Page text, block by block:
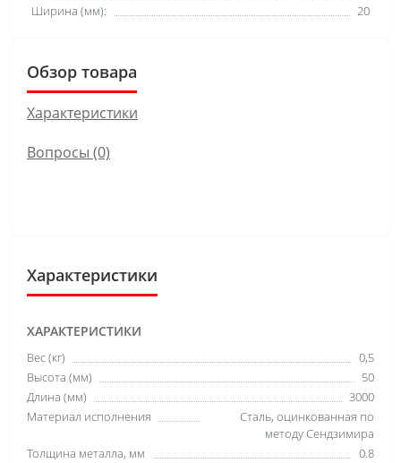
Ширина (мм):
20
Обзор товара
Характеристики
Вопросы (0)
Характеристики
ХАРАКТЕРИСТИКИ
Вес (кг)
0,5
Высота (мм)
50
Длина (мм)
3000
Материал исполнения
Сталь, оцинкованная по
методу Сендзимира
Толщина металла, мм
0.8